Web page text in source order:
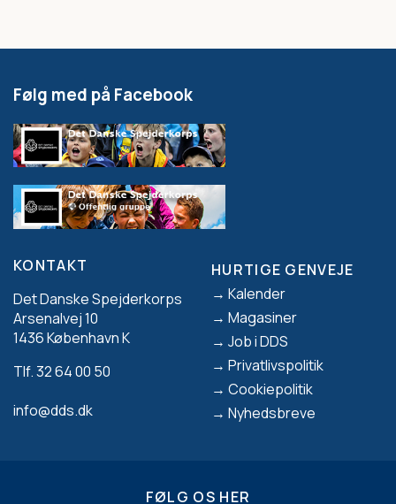
Følg med på Facebook
KONTAKT
Det Danske Spejderkorps
Arsenalvej 10
1436 København K
Tlf. 32 64 00 50
info@dds.dk
Footer
HURTIGE GENVEJE
Kalender
Magasiner
Job i DDS
Privatlivspolitik
Cookiepolitik
Nyhedsbreve
FØLG OS HER